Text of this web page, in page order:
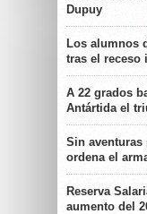
Dupuy
Los alumnos
tras el receso
A 22 grados
Antártida el
Sin aventuras
ordena el
Reserva
aumento del